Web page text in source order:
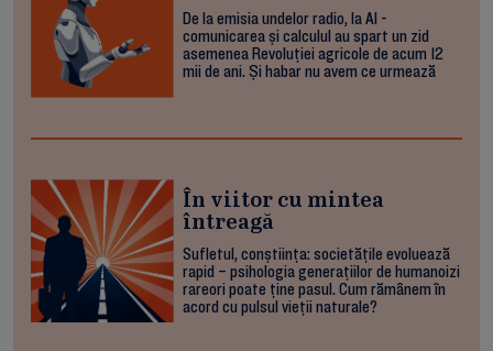
De la emisia undelor radio, la AI -
comunicarea și calculul au spart un zid
asemenea Revoluției agricole de acum 12
mii de ani. Și habar nu avem ce urmează
În viitor cu mintea
întreagă
Sufletul, conștiința: societățile evoluează
rapid – psihologia generațiilor de humanoizi
rareori poate ține pasul. Cum rămânem în
acord cu pulsul vieții naturale?